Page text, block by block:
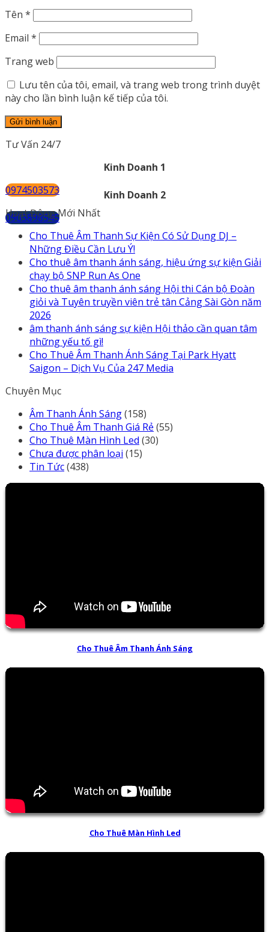
Tên *
Email *
Trang web
Lưu tên của tôi, email, và trang web trong trình duyệt
này cho lần bình luận kế tiếp của tôi.
Tư Vấn 24/7
Kinh Doanh 1
0974503573
Kinh Doanh 2
0903898545
Hoạt Động Mới Nhất
Cho Thuê Âm Thanh Sự Kiện Có Sử Dụng DJ –
Những Điều Cần Lưu Ý!
Cho thuê âm thanh ánh sáng, hiệu ứng sự kiện Giải
chạy bộ SNP Run As One
Cho thuê âm thanh ánh sáng Hội thi Cán bộ Đoàn
giỏi và Tuyên truyền viên trẻ tân Cảng Sài Gòn năm
2026
âm thanh ánh sáng sự kiện Hội thảo cần quan tâm
những yếu tố gì!
Cho Thuê Âm Thanh Ánh Sáng Tại Park Hyatt
Saigon – Dịch Vụ Của 247 Media
Chuyên Mục
Âm Thanh Ánh Sáng(158)
Cho Thuê Âm Thanh Giá Rẻ(55)
Cho Thuê Màn Hình Led (30)
Chưa được phân loại (15)
Tin Tức(438)
Cho Thuê Âm Thanh Ánh Sáng
Cho Thuê Màn Hình Led